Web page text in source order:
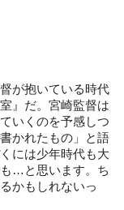
が抱いている時代
』だ。宮崎監督は
いくのを予感しつ
かれたもの」と語
には少年時代も大
…と思います。ち
かもしれないっ